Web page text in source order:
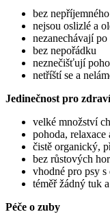
bez
nejsou oslizlé a
nezanechávají
bez nepořádku
neznečišťují
netříští se a
Jedinečnost pro
velké množství
pohoda, relaxace
čistě organický,
bez růstových
vhodné pro psy
téměř žádný tuk
Péče o zuby